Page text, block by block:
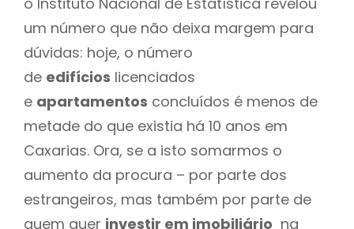
um número que não deixa margem para
dúvidas: hoje, o número
de edifícios licenciados
e apartamentos concluídos é menos de
metade do que existia há 10 anos em
Caxarias. Ora, se a isto somarmos o
aumento da procura – por parte dos
estrangeiros, mas também por parte de
quem quer investir em imobiliário na